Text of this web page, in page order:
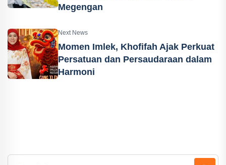
Megengan
Next News
Momen Imlek, Khofifah Ajak Perkuat
Persatuan dan Persaudaraan dalam
Harmoni